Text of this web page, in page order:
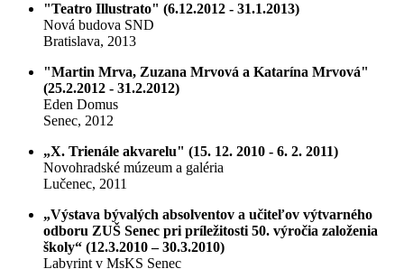
"Teatro Illustrato" (6.12.2012 - 31.1.2013)
Nová budova SND
Bratislava, 2013
"Martin Mrva, Zuzana Mrvová a Katarína Mrvová"
(25.2.2012 - 31.2.2012)
Eden Domus
Senec, 2012
„X. Trienále akvarelu" (15. 12. 2010 - 6. 2. 2011)
Novohradské múzeum a galéria
Lučenec, 2011
„Výstava bývalých absolventov a učiteľov výtvarného
odboru ZUŠ Senec pri príležitosti 50. výročia založenia
školy“ (12.3.2010 – 30.3.2010)
Labyrint v MsKS Senec